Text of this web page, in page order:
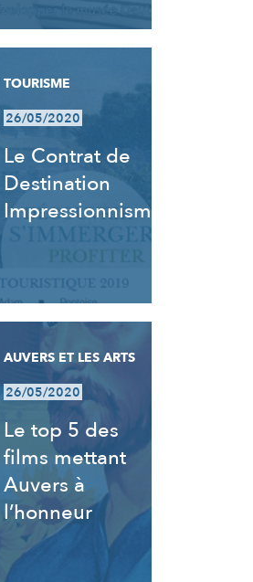
TOURISME
26/05/2020
Le Contrat de
Destination
Impressionnisme
AUVERS ET LES ARTS
26/05/2020
Le top 5 des
films mettant
Auvers à
l’honneur